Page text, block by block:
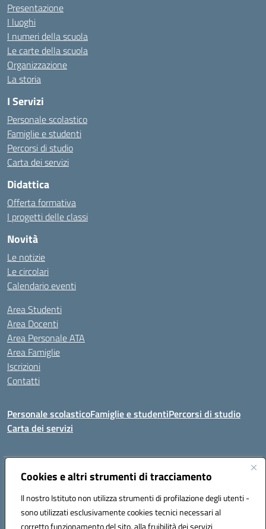
Cookies e altri strumenti di tracciamento
Il nostro Istituto non utilizza strumenti di profilazione degli utenti -
sono utilizzati esclusivamente cookies tecnici necessari al
corretto funzionamento del sito, alla fruibilità dei servizi
Presentazione
I luoghi
I numeri della scuola
Le carte della scuola
Organizzazione
La storia
I Servizi
Personale scolastico
Famiglie e studenti
Percorsi di studio
Carta dei servizi
Didattica
Offerta formativa
I progetti delle classi
Novità
Le notizie
Le circolari
Calendario eventi
Area Studenti
Area Docenti
Area Personale ATA
Area Famiglie
Iscrizioni
Contatti
Personale scolasticoFamiglie e studentiPercorsi di studio
Carta dei servizi
Indirizzo:Via Medaglie d'Oro, 27 – 81100 Caserta
Posta elettronica certificata (PEC):CEIC8BB00X@pec.istruzione.it
Codice fiscale: 93117030614